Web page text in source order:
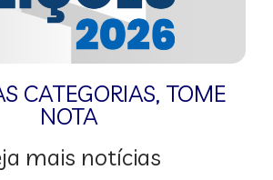
CATEGORIAS, TOME
NOTA
mais notícias